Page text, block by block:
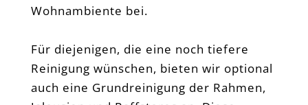
Wohnambiente bei.
Für diejenigen, die eine noch tiefere
Reinigung wünschen, bieten wir optional
auch eine Grundreinigung der Rahmen,